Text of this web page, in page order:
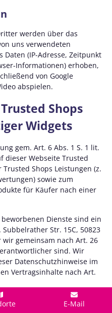
werden über das
uns verwendeten
(IP-Adresse, Zeitpunkt
Informationen) erhoben,
von Google
abspielen.
Shops
Widgets
gem. Art. 6 Abs. 1 S. 1 lit.
dieser Webseite Trusted
Shops Leistungen (z.
sowie zum
für Käufer nach einer
Dienste sind ein
Str. 15C, 50823
gemeinsam nach Art. 26
sind. Wir
Datenschutzhinweise im
Vertragsinhalte nach Art.
der Trusted Shops SE
E-Mail